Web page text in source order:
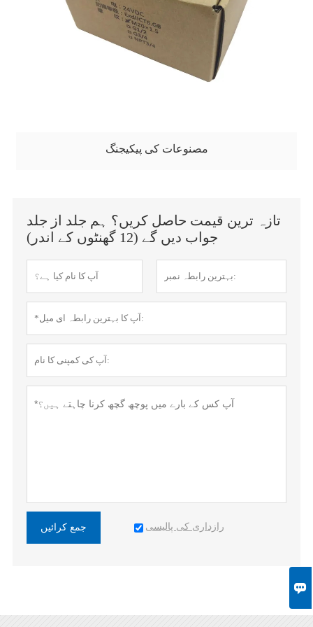

مصنوعات کی پیکیجنگ
تازہ ترین قیمت حاصل کریں؟ ہم جلد از جلد
جواب دیں گے (12 گھنٹوں کے اندر)
جمع کرائیں رازداری کی پالیسی